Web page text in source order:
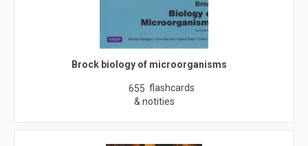
Brock biology of microorganisms
655 flashcards
& notities